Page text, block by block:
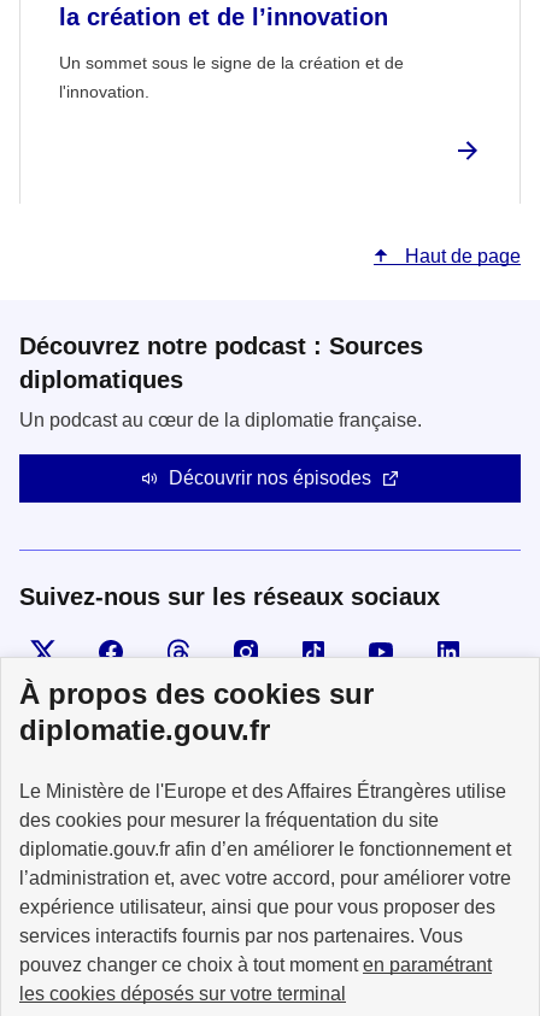
À propos des cookies sur
diplomatie.gouv.fr
Le Ministère de l'Europe et des Affaires Étrangères utilise
des cookies pour mesurer la fréquentation du site
diplomatie.gouv.fr afin d’en améliorer le fonctionnement et
l’administration et, avec votre accord, pour améliorer votre
expérience utilisateur, ainsi que pour vous proposer des
services interactifs fournis par nos partenaires. Vous
pouvez changer ce choix à tout momenten paramétrant
les cookies déposés sur votre terminal
la création et de l’innovation
Un sommet sous le signe de la création et de
l'innovation.
Haut de page
Découvrez notre podcast : Sources
diplomatiques
Un podcast au cœur de la diplomatie française.
Découvrir nos épisodes
Suivez-nous sur les réseaux sociaux
Visiter la page XSuivez-nous sur Facebook
Visiter le compte Threads
Visiter le compte Instagram
Visiter le compte TikTok
Visiter le
MINISTÈRE
DE L'EUROPE
ET DES AFFAIRES
ÉTRANGÈRES
info.gouv.fr service-public.fr